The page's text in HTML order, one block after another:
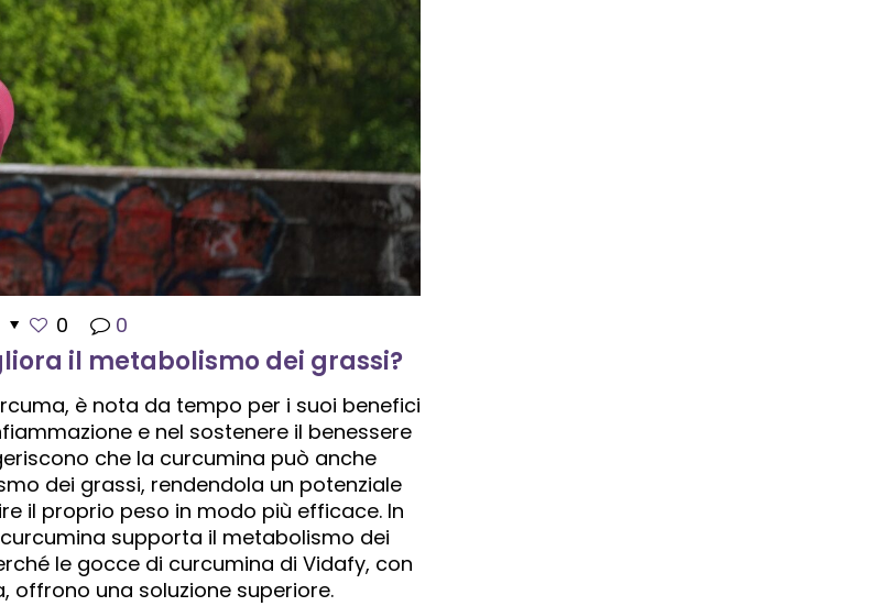
0 0
il metabolismo dei grassi?
è nota da tempo per i suoi benefici
e nel sostenere il benessere
che la curcumina può anche
dei grassi, rendendola un potenziale
il proprio peso in modo più efficace. In
supporta il metabolismo dei
le gocce di curcumina di Vidafy, con
offrono una soluzione superiore.